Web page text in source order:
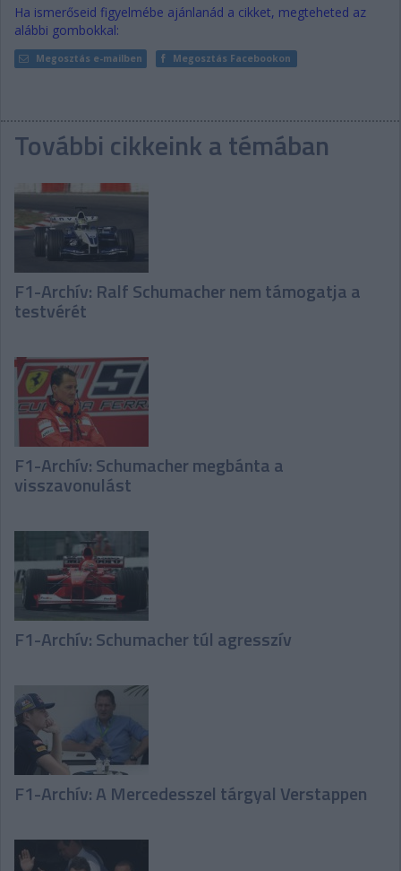
Ha ismerőseid figyelmébe ajánlanád a cikket, megteheted az
alábbi gombokkal:
Megosztás e-mailben Megosztás Facebookon
További cikkeink a témában
F1-Archív: Ralf Schumacher nem támogatja a
testvérét
F1-Archív: Schumacher megbánta a
visszavonulást
F1-Archív: Schumacher túl agresszív
F1-Archív: A Mercedesszel tárgyal Verstappen